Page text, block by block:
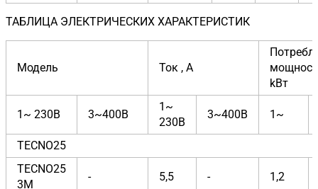
ТАБЛИЦА ЭЛЕКТРИЧЕСКИХ ХАРАКТЕРИСТИК
Модель Ток , A
kВт
1~ 230В 3~400В
1~
230В
3~400В 1~
TECNO25
TECNO25
3M
- 5,5 - 1,2